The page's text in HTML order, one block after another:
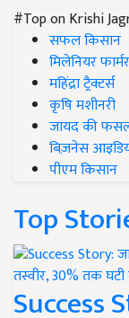
#Top on Krishi
सफल किसान
मिलेनियर
महिंद्रा ट्रैक्टर्स
कृषि मशीनरी
जायद की
बिज़नेस
पीएम किसान
Top
Success